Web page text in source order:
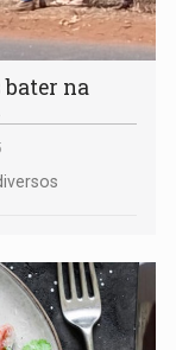
bater na